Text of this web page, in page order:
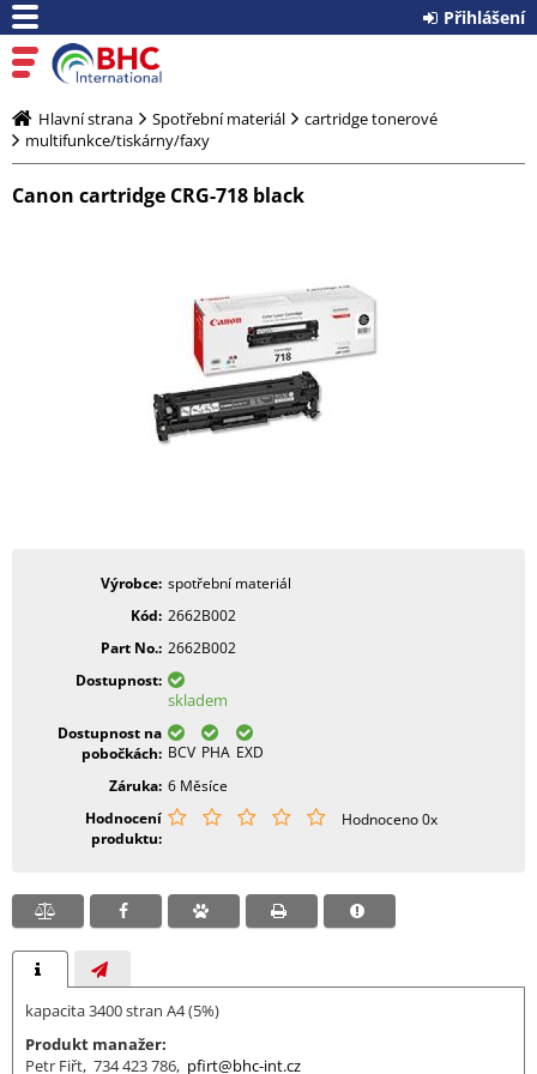
Přihlášení
Hlavní strana Spotřební materiál
cartridge tonerové
multifunkce/tiskárny/faxy
Canon cartridge CRG-718 black
Výrobce spotřební materiál
Kód 2662B002
Part No. 2662B002
Dostupnost
skladem
Dostupnost na
pobočkách BCV PHA EXD
Záruka 6 Měsíce
Hodnocení
produktu
Hodnoceno 0x
kapacita 3400 stran A4 (5%)
Produkt manažer:
Petr Fiřt, 734 423 786, pfirt@bhc-int.cz